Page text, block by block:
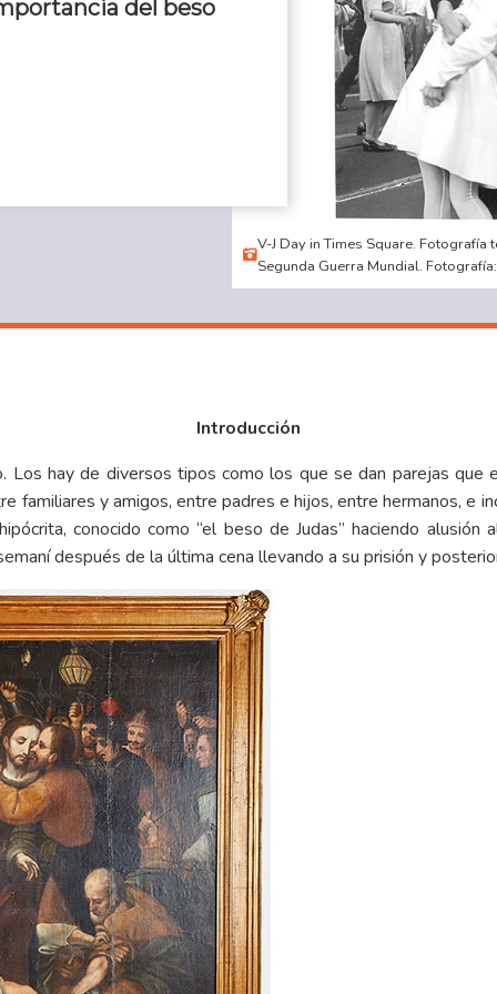
del beso
V-J Day in Times Square.
Segunda Guerra Mundial.
Introducción
Los hay de diversos tipos como los que se dan parejas que
familiares y amigos, entre padres e hijos, entre hermanos, e
conocido como “el beso de Judas” haciendo
después de la última cena llevando a su prisión y